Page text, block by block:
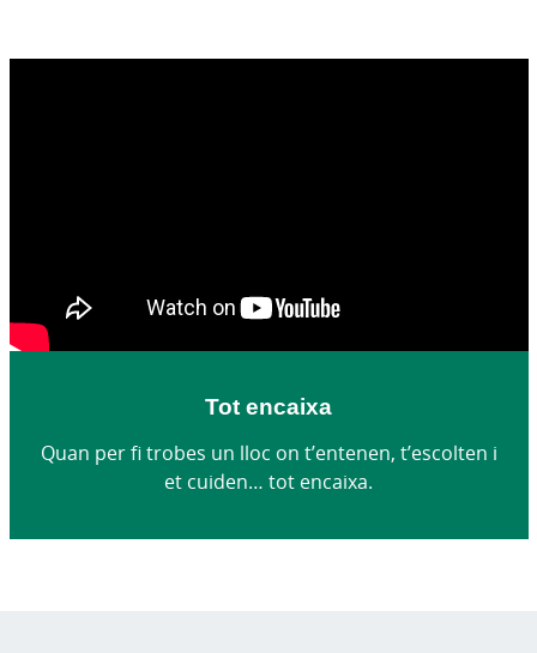
Tot encaixa
Quan per fi trobes un lloc on t’entenen, t’escolten i
et cuiden… tot encaixa.